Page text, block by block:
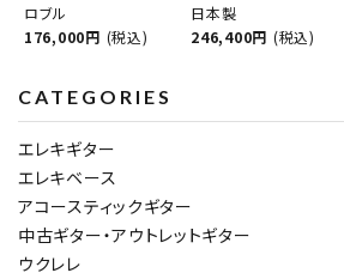
ロブル
176,000円 (税込)
日本製
246,400円 (税込)
CATEGORIES
エレキギター
エレキベース
アコースティックギター
中古ギター・アウトレットギター
ウクレレ